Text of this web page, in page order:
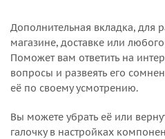
Дополнительная вкладка,
магазине, доставке или
Поможет вам ответить на
вопросы и развеять его
её по своему усмотрению.
Вы можете убрать её или
галочку в настройках